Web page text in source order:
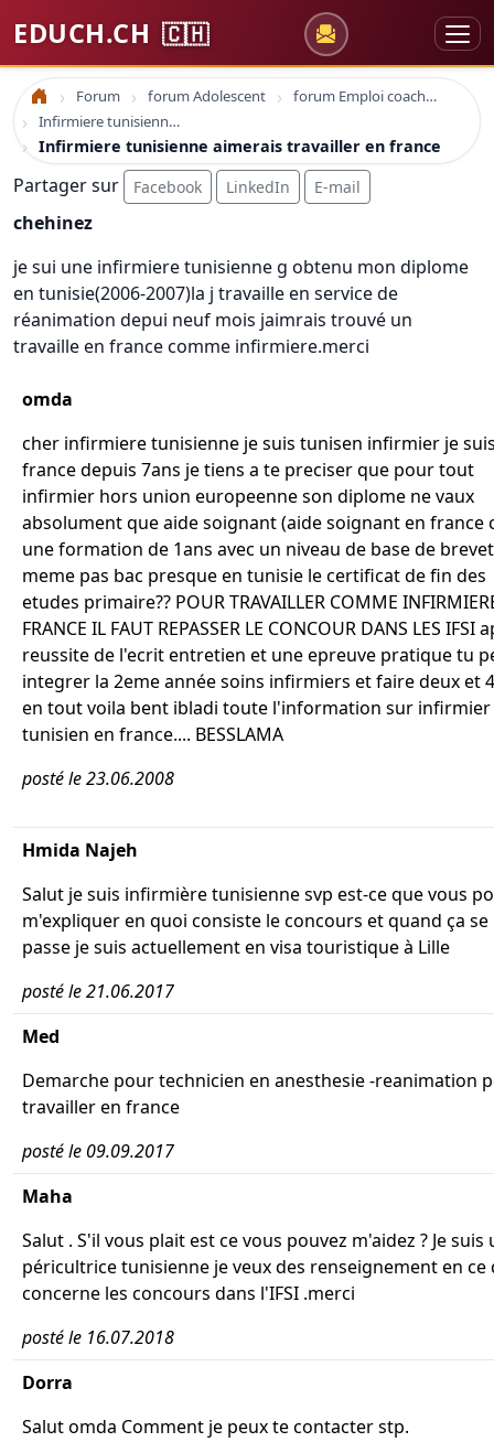
EDUCH.CH 🇨🇭
Accueil Forum forum Adolescent
forum Emploi coaching cv
Infirmiere tunisienne aimerais travailler en france
Infirmiere tunisienne aimerais travailler en france
Partager sur Facebook LinkedIn E-mail
chehinez
je sui une infirmiere tunisienne g obtenu mon diplome
en tunisie(2006-2007)la j travaille en service de
réanimation depui neuf mois jaimrais trouvé un
travaille en france comme infirmiere.merci
omda
cher infirmiere tunisienne je suis tunisen infirmier je
france depuis 7ans je tiens a te preciser que pour tout
infirmier hors union europeenne son diplome ne vaux
absolument que aide soignant (aide soignant en france
une formation de 1ans avec un niveau de base de
meme pas bac presque en tunisie le certificat de fin des
etudes primaire?? POUR TRAVAILLER COMME
FRANCE IL FAUT REPASSER LE CONCOUR DANS LES IFSI
reussite de l'ecrit entretien et une epreuve pratique tu
integrer la 2eme année soins infirmiers et faire deux et
en tout voila bent ibladi toute l'information sur infirmier
tunisien en france.... BESSLAMA
posté le 23.06.2008
Hmida Najeh
Salut je suis infirmière tunisienne svp est-ce que vous
m'expliquer en quoi consiste le concours et quand ça se
passe je suis actuellement en visa touristique à Lille
posté le 21.06.2017
Med
Demarche pour technicien en anesthesie -reanimation
travailler en france
posté le 09.09.2017
Maha
Salut . S'il vous plait est ce vous pouvez m'aidez ? Je suis
péricultrice tunisienne je veux des renseignement en ce
concerne les concours dans l'IFSI .merci
posté le 16.07.2018
Dorra
Salut omda Comment je peux te contacter stp.